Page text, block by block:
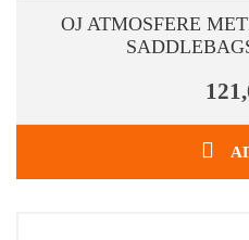
OJ ATMOSFERE